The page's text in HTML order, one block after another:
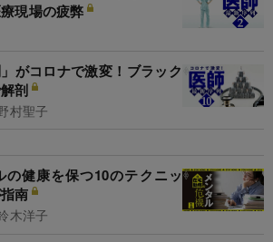
現場の疲弊
がコロナで激変！ブラック
剖
村聖子
健康を保つ10のテクニッ
南
木洋子